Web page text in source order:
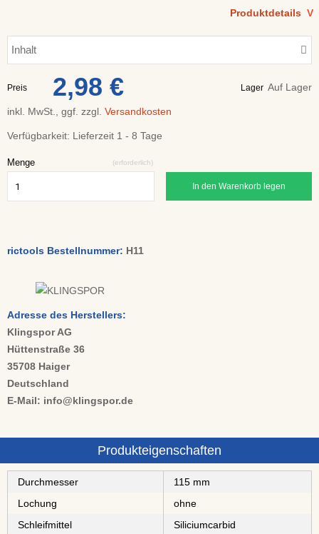
Produktdetails V
Inhalt
Preis 2,98 € Lager Auf Lager
inkl. MwSt., ggf. zzgl. Versandkosten
Verfügbarkeit: Lieferzeit 1 - 8 Tage
Menge (erforderlich)
In den Warenkorb legen
rictools Bestellnummer: H11
Adresse des Herstellers:
Klingspor AG
Hüttenstraße 36
35708 Haiger
Deutschland
E-Mail: info@klingspor.de
Produkteigenschaften
Durchmesser
115 mm
Lochung
ohne
Schleifmittel
⁠⁠⁠⁠⁠⁠⁠⁠Siliciumcarbid